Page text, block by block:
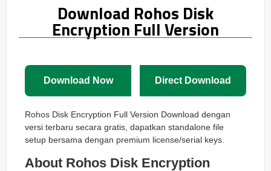
Download Rohos Disk
Encryption Full Version
Download Now Direct Download
Rohos Disk Encryption Full Version Download dengan
versi terbaru secara gratis, dapatkan standalone file
setup bersama dengan premium license/serial keys.
About Rohos Disk Encryption